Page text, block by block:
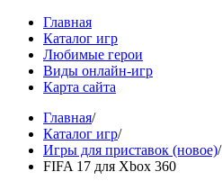
Главная
Каталог игр
Любимые герои
Виды онлайн-игр
Карта сайта
Главная/
Каталог игр/
Игры для приставок (новое)/
FIFA 17 для Xbox 360